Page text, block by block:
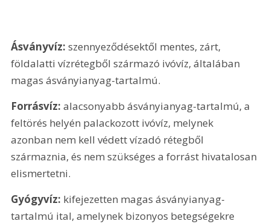
Ásványvíz: szennyeződésektől mentes, zárt,
földalatti vízrétegből származó ivóvíz, általában
magas ásványianyag-tartalmú.
Forrásvíz: alacsonyabb ásványianyag-tartalmú, a
feltörés helyén palackozott ivóvíz, melynek
azonban nem kell védett vízadó rétegből
származnia, és nem szükséges a forrást hivatalosan
elismertetni.
Gyógyvíz: kifejezetten magas ásványianyag-
tartalmú ital, amelynek bizonyos betegségekre